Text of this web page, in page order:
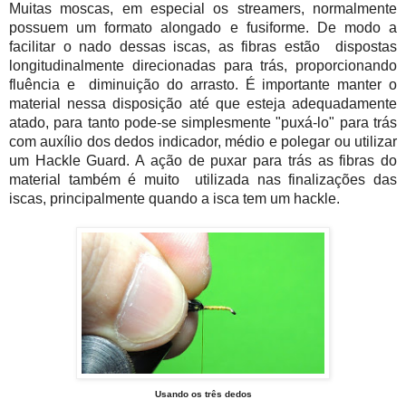
Muitas moscas, em especial os streamers, normalmente
possuem um formato alongado e fusiforme. De modo a
facilitar o nado dessas iscas, as fibras estão dispostas
longitudinalmente direcionadas para trás, proporcionando
fluência e diminuição do arrasto. É importante manter o
material nessa disposição até que esteja adequadamente
atado, para tanto pode-se simplesmente "puxá-lo" para trás
com auxílio dos dedos indicador, médio e polegar ou utilizar
um Hackle Guard. A ação de puxar para trás as fibras do
material também é muito utilizada nas finalizações das
iscas, principalmente quando a isca tem um hackle.
Usando os três dedos